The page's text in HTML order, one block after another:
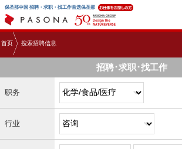
保圣那中国 招聘・求职・找工作首选保圣那
首页 搜索招聘信息
招聘･求职･找工作
职务
行业